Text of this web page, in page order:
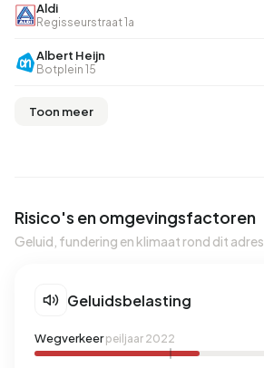
Aldi
Regisseurstraat 1a
Albert Heijn
Botplein 15
Toon meer
Risico's en omgevingsfactoren
Geluid, fundering en klimaat rond dit adres
Geluidsbelasting
Wegverkeerpeiljaar 2022